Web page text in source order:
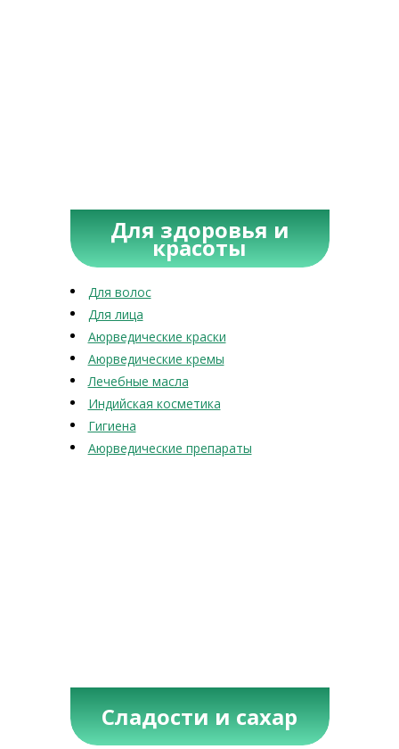
Для здоровья и
красоты
Для волос
Для лица
Аюрведические краски
Аюрведические кремы
Лечебные масла
Индийская косметика
Гигиена
Аюрведические препараты
Сладости и сахар